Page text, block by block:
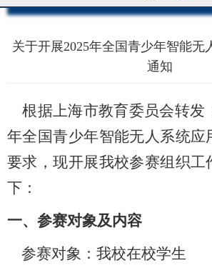
关于开展2025年全国青少年智能无
通知
根据上海市教育委员会转发
年全国青少年智能无人系统应
要求，现开展我校参赛组织工
下：
一、参赛对象及内容
参赛对象：我校在校学生